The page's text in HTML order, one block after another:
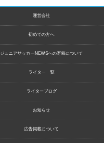
運営会社
初めての方へ
ジュニアサッカーNEWSへの寄稿について
ライター一覧
ライターブログ
お知らせ
広告掲載について